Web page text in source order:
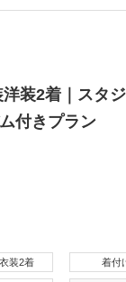
装2着｜スタ
付きプラン
装2着 着付